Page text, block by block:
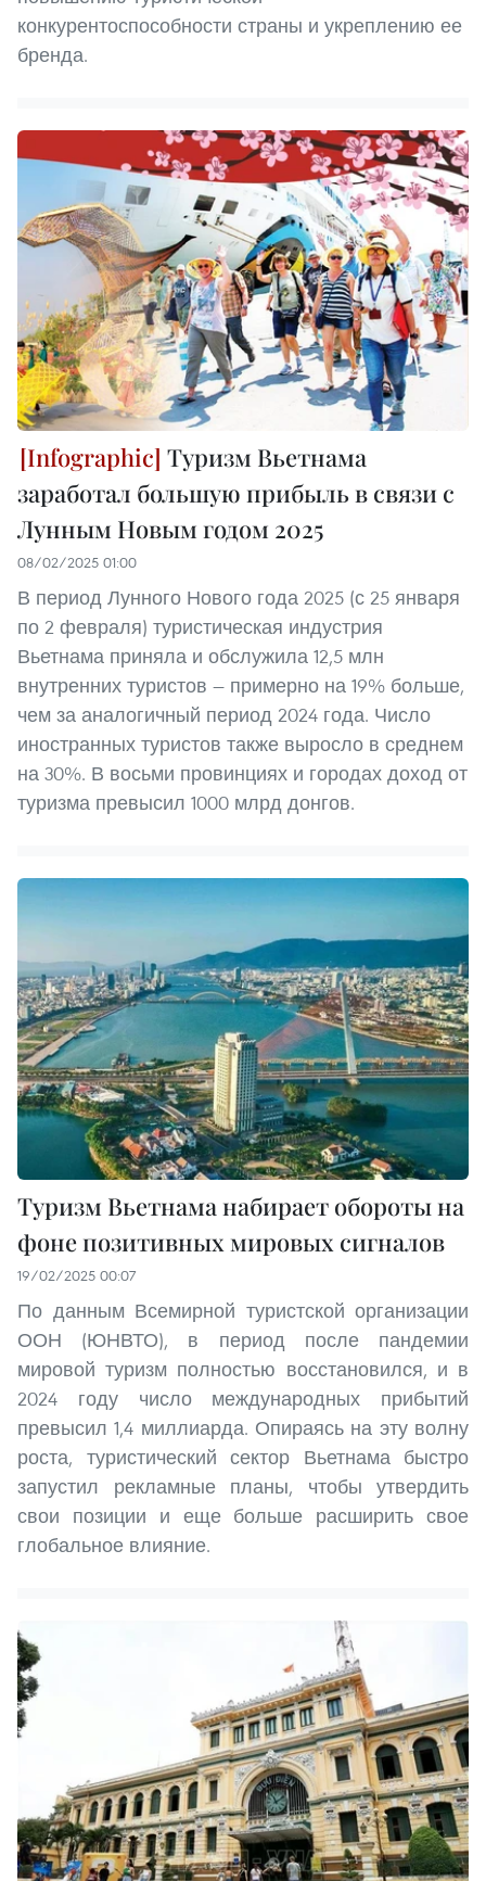
конкурентоспособности страны и укреплению ее
бренда.
Туризм Вьетнама
заработал большую прибыль в связи с
Лунным Новым годом 2025
08/02/2025 01:00
В период Лунного Нового года 2025 (с 25 января
по 2 февраля) туристическая индустрия
Вьетнама приняла и обслужила 12,5 млн
внутренних туристов — примерно на 19% больше,
чем за аналогичный период 2024 года. Число
иностранных туристов также выросло в среднем
на 30%. В восьми провинциях и городах доход от
туризма превысил 1000 млрд донгов.
Туризм Вьетнама набирает обороты на
фоне позитивных мировых сигналов
19/02/2025 00:07
По данным Всемирной туристской организации
ООН (ЮНВТО), в период после пандемии
мировой туризм полностью восстановился, и в
2024 году число международных прибытий
превысил 1,4 миллиарда. Опираясь на эту волну
роста, туристический сектор Вьетнама быстро
запустил рекламные планы, чтобы утвердить
свои позиции и еще больше расширить свое
глобальное влияние.